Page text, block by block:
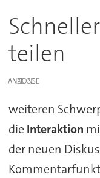
teilen
ANZEIGE
weiteren
die Interaktion
der neuen